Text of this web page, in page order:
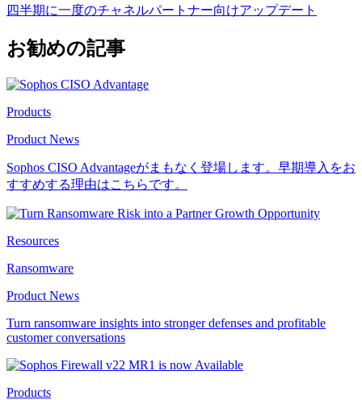
四半期に一度のチャネルパートナー向けアップデート
お勧めの記事
Products
Product News
Sophos CISO Advantageがまもなく登場します。早期導入をお
すすめする理由はこちらです。
Resources
Ransomware
Product News
Turn ransomware insights into stronger defenses and profitable
customer conversations
Products